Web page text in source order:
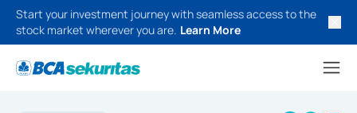
Start your investment journey with seamless access to the
stock market wherever you are. Learn More